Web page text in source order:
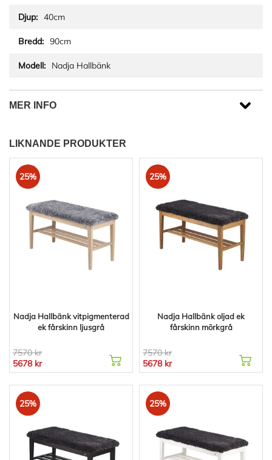
40cm
90cm
Nadja Hallbänk
MER INFO
LIKNANDE PRODUKTER
25%
Nadja Hallbänk vitpigmenterad
ek fårskinn ljusgrå
7570 kr
5678 kr
25%
Nadja Hallbänk oljad ek
fårskinn mörkgrå
7570 kr
5678 kr
25% 25%